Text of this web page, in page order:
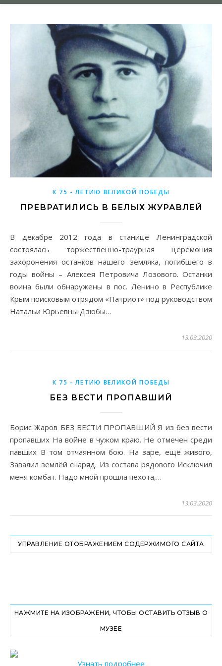
К 75 - ЛЕТИЮ ВЕЛИКОЙ ПОБЕДЫ
ПРЕВРАТИЛИСЬ В БЕЛЫХ ЖУРАВЛЕЙ
В декабре 2012 года в станице Ленинградской
состоялась торжественно-траурная церемония
захоронения останков нашего земляка, погибшего в
годы войны – Алексея Петровича Лозового. Останки
воина были обнаружены в пос. Ленино в Республике
Крым поисковым отрядом «Патриот» под руководством
Натальи Юрьевны Дзюбы…
13.03.2020
К 75 - ЛЕТИЮ ВЕЛИКОЙ ПОБЕДЫ
БЕЗ ВЕСТИ ПРОПАВШИЙ
Борис Жаров БЕЗ ВЕСТИ ПРОПАВШИЙ Я из без вести
пропавших На войне в чужом краю. Не отмечен среди
павших В том отчаянном бою. На заре, ещё живого,
Завалил землёй снаряд. Из состава рядового Исключил
меня комбат. Надо мной прошла пехота,…
13.03.2020
УПРАВЛЕНИЕ ОТОБРАЖЕНИЕМ СОДЕРЖИМОГО САЙТА
НАЖМИТЕ НА ИЗОБРАЖЕНИ, ЧТОБЫ ОСТАВИТЬ ОТЗЫВ О
МУЗЕЕ
Узнать подробнее